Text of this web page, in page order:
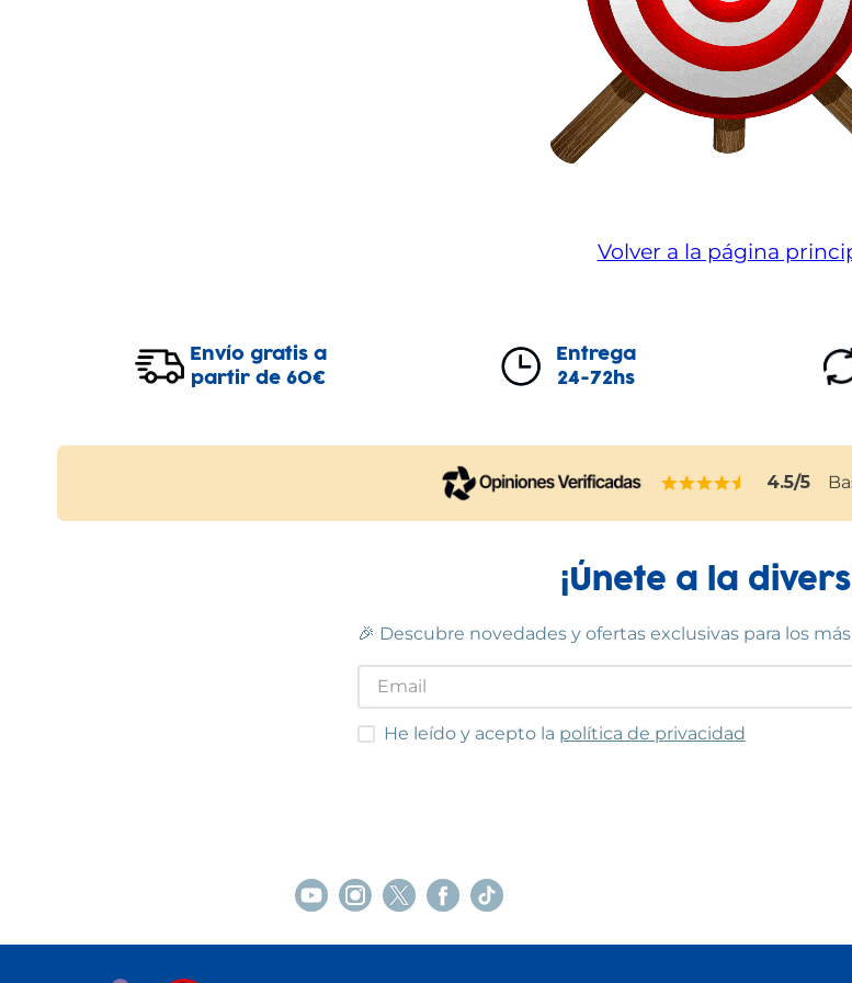
Volver a la página
Envío gratis a
partir de 60€
Entrega
24-72hs
4.5/5
¡Únete a la
🎉 Descubre novedades y ofertas exclusivas para los
He leído y acepto las condiciones
He leído y acepto la política de privacidad